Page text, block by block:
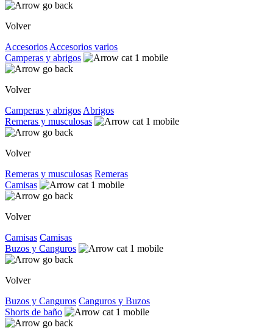
Volver
Accesorios Accesorios varios
Camperas y abrigos
Volver
Camperas y abrigos Abrigos
Remeras y musculosas
Volver
Remeras y musculosas Remeras
Camisas
Volver
Camisas Camisas
Buzos y Canguros
Volver
Buzos y Canguros Canguros y Buzos
Shorts de baño